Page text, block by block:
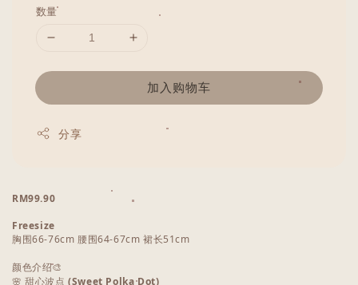
数量
加入购物车
分享
RM99.90
Freesize
胸围66-76cm 腰围64-67cm 裙长51cm
颜色介绍🎨
🌸 甜心波点 (Sweet Polka Dot)